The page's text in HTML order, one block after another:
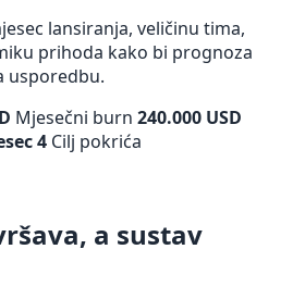
lansiranja, veličinu tima,
prihoda kako bi prognoza
usporedbu.
Mjesečni burn 240.000 USD
4 Cilj pokrića
a sustav